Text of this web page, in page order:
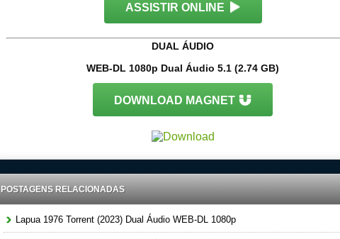
ASSISTIR ONLINE
DUAL ÁUDIO
WEB-DL 1080p Dual Áudio 5.1 (2.74 GB)
DOWNLOAD MAGNET
POSTAGENS RELACIONADAS
Lapua 1976 Torrent (2023) Dual Áudio WEB-DL 1080p